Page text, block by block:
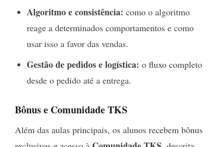
Algoritmo e consistência: como o algoritmo
reage a determinados comportamentos e como
usar isso a favor das vendas.
Gestão de pedidos e logística: o fluxo completo
desde o pedido até a entrega.
Bônus e Comunidade TKS
Além das aulas principais, os alunos recebem bônus